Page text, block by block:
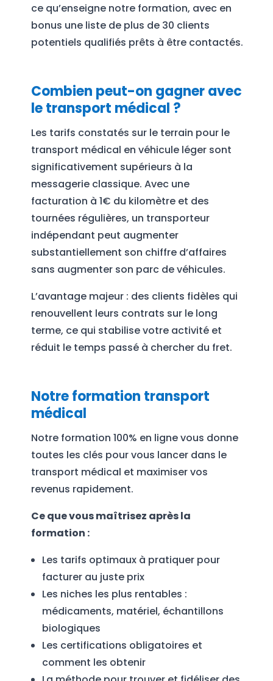
ce qu’enseigne notre formation, avec en
bonus une liste de plus de 30 clients
potentiels qualifiés prêts à être contactés.
Combien peut-on gagner avec
le transport médical ?
Les tarifs constatés sur le terrain pour le
transport médical en véhicule léger sont
significativement supérieurs à la
messagerie classique. Avec une
facturation à 1€ du kilomètre et des
tournées régulières, un transporteur
indépendant peut augmenter
substantiellement son chiffre d’affaires
sans augmenter son parc de véhicules.
L’avantage majeur : des clients fidèles qui
renouvellent leurs contrats sur le long
terme, ce qui stabilise votre activité et
réduit le temps passé à chercher du fret.
Notre formation transport
médical
Notre formation 100% en ligne vous donne
toutes les clés pour vous lancer dans le
transport médical et maximiser vos
revenus rapidement.
Ce que vous maîtrisez après la
formation :
Les tarifs optimaux à pratiquer pour
facturer au juste prix
Les niches les plus rentables :
médicaments, matériel, échantillons
biologiques
Les certifications obligatoires et
comment les obtenir